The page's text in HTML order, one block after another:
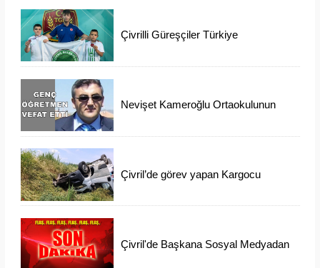
Çivrilli Güreşçiler Türkiye
Nevişet Kameroğlu Ortaokulunun
Çivril’de görev yapan Kargocu
Çivril'de Başkana Sosyal Medyadan